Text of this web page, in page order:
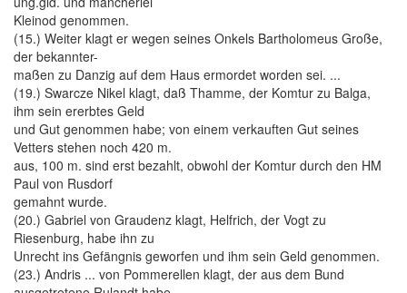
Kleinod genommen.
(15.) Weiter klagt er wegen seines Onkels Bartholomeus Große,
der bekannter-
maßen zu Danzig auf dem Haus ermordet worden sei. ...
(19.) Swarcze Nikel klagt, daß Thamme, der Komtur zu Balga,
ihm sein ererbtes Geld
und Gut genommen habe; von einem verkauften Gut seines
Vetters stehen noch 420 m.
aus, 100 m. sind erst bezahlt, obwohl der Komtur durch den HM
Paul von Rusdorf
gemahnt wurde.
(20.) Gabriel von Graudenz klagt, Helfrich, der Vogt zu
Riesenburg, habe ihn zu
Unrecht ins Gefängnis geworfen und ihm sein Geld genommen.
(23.) Andris ... von Pommerellen klagt, der aus dem Bund